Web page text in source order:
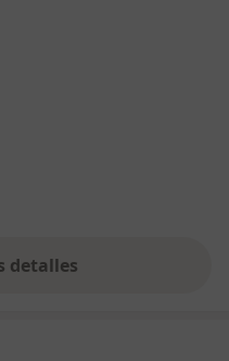
detalles
la experiencia